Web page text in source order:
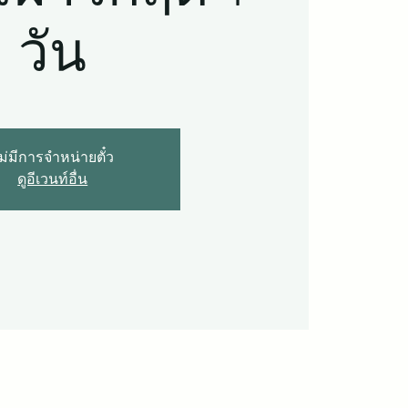
วัน
มีการจำหน่ายตั๋ว
ดูอีเวนท์อื่น